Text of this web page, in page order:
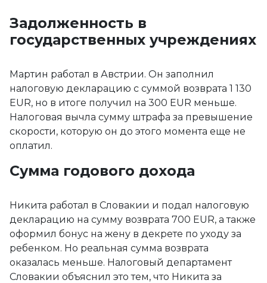
Задолженность в
государственных учреждениях
Мартин работал в Австрии. Он заполнил
налоговую декларацию с суммой возврата 1 130
EUR, но в итоге получил на 300 EUR меньше.
Налоговая вычла сумму штрафа за превышение
скорости, которую он до этого момента еще не
оплатил.
Сумма годового дохода
Никита работал в Словакии и подал налоговую
декларацию на сумму возврата 700 EUR, а также
оформил бонус на жену в декрете по уходу за
ребенком. Но реальная сумма возврата
оказалась меньше. Налоговый департамент
Словакии объяснил это тем, что Никита за